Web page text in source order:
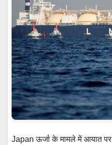
Japan ऊर्जा के मामले में आयात